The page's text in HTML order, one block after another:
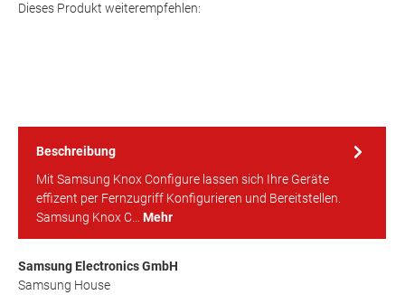
Dieses Produkt weiterempfehlen:
Beschreibung
Mit Samsung Knox Configure lassen sich Ihre Geräte
effizent per Fernzugriff Konfigurieren und Bereitstellen.
Samsung Knox C… Mehr
Samsung Electronics GmbH
Samsung House